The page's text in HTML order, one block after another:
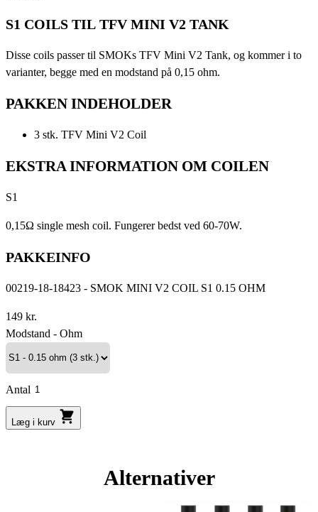
S1 COILS TIL TFV MINI V2 TANK
Disse coils passer til SMOKs TFV Mini V2 Tank, og kommer i to
varianter, begge med en modstand på 0,15 ohm.
PAKKEN INDEHOLDER
3 stk. TFV Mini V2 Coil
EKSTRA INFORMATION OM COILEN
S1
0,15Ω single mesh coil. Fungerer bedst ved 60-70W.
PAKKEINFO
00219-18-18423 - SMOK MINI V2 COIL S1 0.15 OHM
149 kr.
Modstand - Ohm
Antal
Læg i kurv
Alternativer